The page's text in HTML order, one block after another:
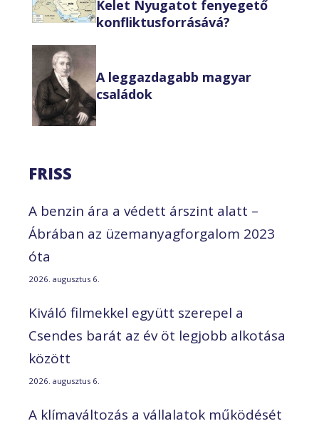
Kelet Nyugatot fenyegető
konfliktusforrásává?
A leggazdagabb magyar
családok
FRISS
A benzin ára a védett árszint alatt –
Ábrában az üzemanyagforgalom 2023
óta
2026. augusztus 6.
Kiváló filmekkel együtt szerepel a
Csendes barát az év öt legjobb alkotása
között
2026. augusztus 6.
A klímaváltozás a vállalatok működését